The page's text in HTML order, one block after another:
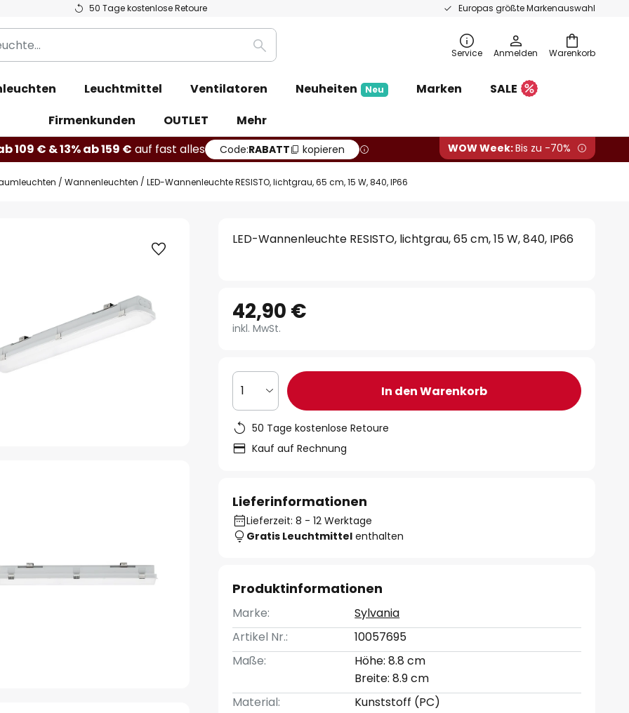
50 Tage kostenlose Retoure Europas größte Markenauswahl
Warenkorb
Suche Service Anmelden
Leuchtmittel Ventilatoren Neuheiten Neu Marken
SALE
Firmenkunden
OUTLET
Mehr
109 € & 13% ab 159 € auf fast alles Code:RABATT kopieren WOW Week:Bis zu -70%
/ Wannenleuchten LED-Wannenleuchte RESISTO, lichtgrau, 65 cm, 15 W, 840, IP66
LED-Wannenleuchte RESISTO, lichtgrau, 65 cm, 15 W, 840, IP66
42,90 €
inkl. MwSt.
1 In den Warenkorb
50 Tage kostenlose Retoure
Kauf auf Rechnung
Lieferinformationen
Lieferzeit: 8 - 12 Werktage
Gratis Leuchtmittel enthalten
Produktinformationen
Marke:
Sylvania
Artikel Nr.:
10057695
Maße:
Höhe: 8.8 cm
Breite: 8.9 cm
Material:
Kunststoff (PC)